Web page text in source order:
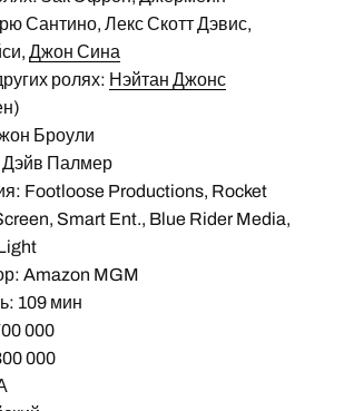
Сантино, Лекс Скотт Дэвис,
Джон Сина
ролях: Нэйтан Джонс
Броули
Дэйв Палмер
Footloose Productions, Rocket
Smart Ent., Blue Rider Media,
Amazon MGM
109 мин
000
000